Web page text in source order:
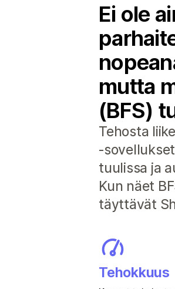
Ei ole
mutta
(BFS)
Tehosta
tuulissa ja
Kun näet
täyttävät
Tehokkuus